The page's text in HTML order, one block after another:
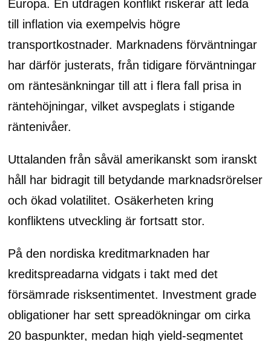
Europa. En utdragen konflikt riskerar att leda
till inflation via exempelvis högre
transportkostnader. Marknadens förväntningar
har därför justerats, från tidigare förväntningar
om räntesänkningar till att i flera fall prisa in
räntehöjningar, vilket avspeglats i stigande
räntenivåer.
Uttalanden från såväl amerikanskt som iranskt
håll har bidragit till betydande marknadsrörelser
och ökad volatilitet. Osäkerheten kring
konfliktens utveckling är fortsatt stor.
På den nordiska kreditmarknaden har
kreditspreadarna vidgats i takt med det
försämrade risksentimentet. Investment grade
obligationer har sett spreadökningar om cirka
20 baspunkter, medan high yield-segmentet